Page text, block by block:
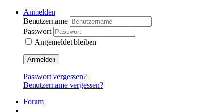
Anmelden
Benutzername
Passwort
Angemeldet bleiben
Anmelden
Passwort vergessen?
Benutzername vergessen?
Forum